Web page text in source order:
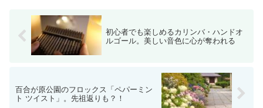
初心者でも楽しめるカリンバ・ハンドオ
ルゴール。美しい音色に心が奪われる
百合が原公園のフロックス「ペパーミン
ト ツイスト」。先祖返りも？！